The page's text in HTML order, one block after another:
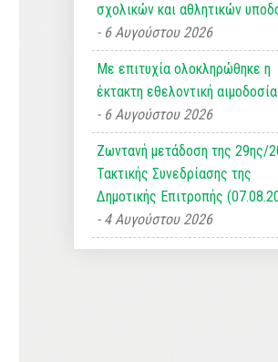
σχολικών και αθλητικών
6 Αυγούστου 2026
Με επιτυχία ολοκληρώθηκε η
έκτακτη εθελοντική αιμοδοσία
6 Αυγούστου 2026
Ζωντανή μετάδοση της 29ης/
Τακτικής Συνεδρίασης της
Δημοτικής Επιτροπής
4 Αυγούστου 2026